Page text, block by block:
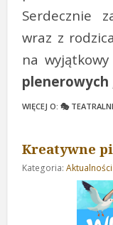
Serdecznie
wraz z
na
plenerowych
WIĘCEJ O: 🎭
Kreatywne
Kategoria: Aktualności